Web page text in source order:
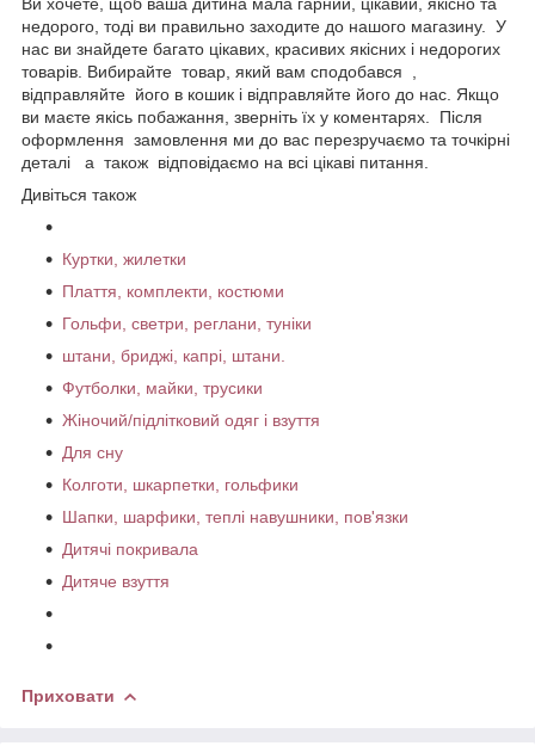
недорого, тоді ви правильно заходите до нашого магазину. У
нас ви знайдете багато цікавих, красивих якісних і недорогих
товарів. Вибирайте товар, який вам сподобався ,
відправляйте його в кошик і відправляйте його до нас. Якщо
ви маєте якісь побажання, зверніть їх у коментарях. Після
оформлення замовлення ми до вас перезручаємо та точкірні
деталі а також відповідаємо на всі цікаві питання.
Дивіться також
Куртки, жилетки
Плаття, комплекти, костюми
Гольфи, светри, реглани, туніки
штани, бриджі, капрі, штани.
Футболки, майки, трусики
Жіночий/підлітковий одяг і взуття
Для сну
Колготи, шкарпетки, гольфики
Шапки, шарфики, теплі навушники, пов'язки
Дитячі покривала
Дитяче взуття
Приховати